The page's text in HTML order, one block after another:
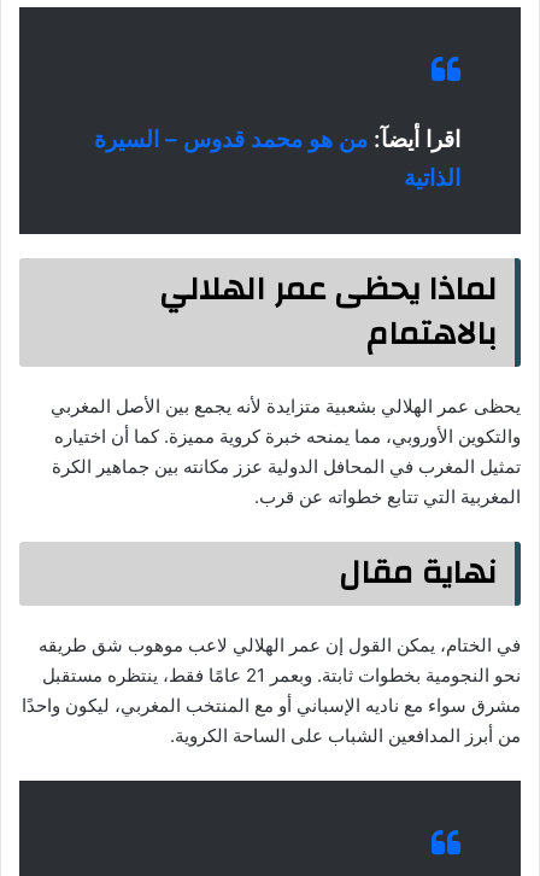
اقرا أيضآ: من هو محمد قدوس – السيرة
الذاتية
لماذا يحظى عمر الهلالي
بالاهتمام
يحظى عمر الهلالي بشعبية متزايدة لأنه يجمع بين الأصل المغربي
والتكوين الأوروبي، مما يمنحه خبرة كروية مميزة. كما أن اختياره
تمثيل المغرب في المحافل الدولية عزز مكانته بين جماهير الكرة
المغربية التي تتابع خطواته عن قرب.
نهاية مقال
في الختام، يمكن القول إن عمر الهلالي لاعب موهوب شق طريقه
نحو النجومية بخطوات ثابتة. وبعمر 21 عامًا فقط، ينتظره مستقبل
مشرق سواء مع ناديه الإسباني أو مع المنتخب المغربي، ليكون واحدًا
من أبرز المدافعين الشباب على الساحة الكروية.